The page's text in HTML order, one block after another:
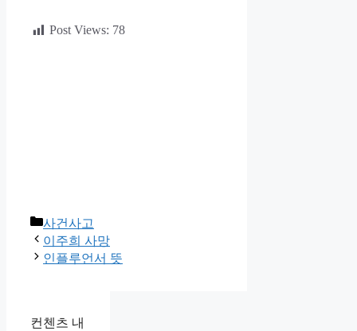
Post Views: 78
카
테
고
사건사고
이주희 사망
인플루언서 뜻
컨첸츠 내